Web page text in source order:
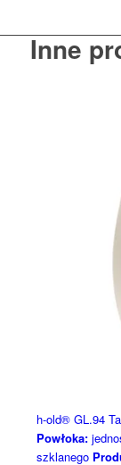
Inne
h-old® GL.94
Powłoka:
szklanego